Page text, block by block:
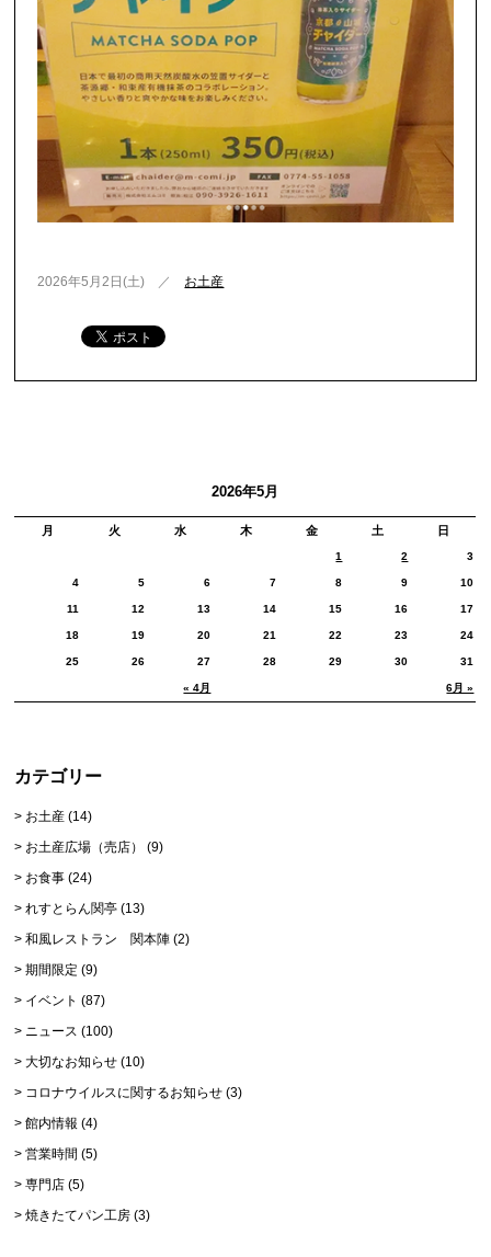
2026年5月2日(土) ／ お土産
2026年5月
月 火 水 木 金 土 日
« 4月 6月 »
1 2 3
4 5 6 7 8 9 10
11 12 13 14 15 16 17
18 19 20 21 22 23 24
25 26 27 28 29 30 31
カテゴリー
お土産 (14)
お土産広場（売店）
(9)
お食事 (24)
れすとらん関亭 (13)
和風レストラン 関本陣 (2)
期間限定 (9)
イベント (87)
ニュース (100)
大切なお知らせ (10)
コロナウイルスに関するお知らせ (3)
館内情報 (4)
営業時間 (5)
専門店 (5)
焼きたてパン工房 (3)